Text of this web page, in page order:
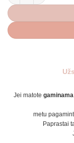
Jei matote
metu
Paprastai